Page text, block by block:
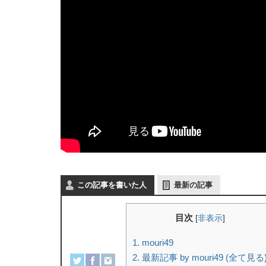
この記事を書いた人 最新の記事
目次 [非表示]
1. mouri49
2. 最新記事 by mouri49 (全て見る